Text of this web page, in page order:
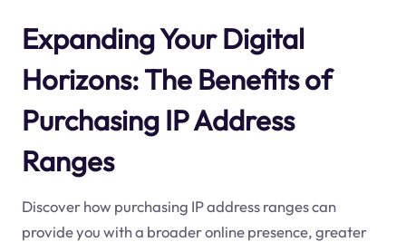
Expanding Your Digital
Horizons: The Benefits of
Purchasing IP Address
Ranges
Discover how purchasing IP address ranges can
provide you with a broader online presence, greater